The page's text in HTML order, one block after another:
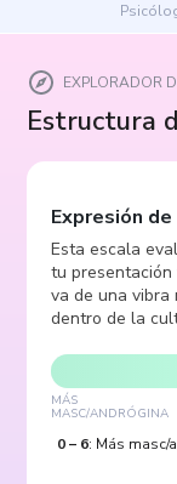
EXPLORADOR
Estructura
Expresión
Esta escala
tu
va de una vibra
dentro de la
MÁS
MASC/ANDRÓGINA
0– 6: Más masc/